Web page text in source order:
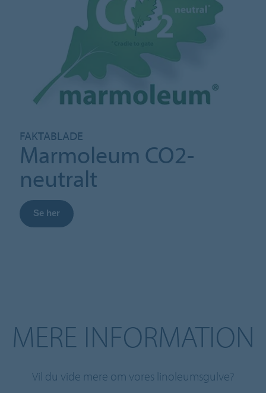
FAKTABLADE
Marmoleum CO2-
neutralt
Se her
MERE INFORMATION
Vil du vide mere om vores linoleumsgulve?